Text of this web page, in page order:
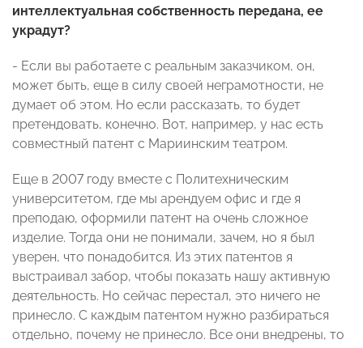
интеллектуальная собственность передана, ее
украдут?
- Если вы работаете с реальным заказчиком, он,
может быть, еще в силу своей неграмотности, не
думает об этом. Но если рассказать, то будет
претендовать, конечно. Вот, например, у нас есть
совместный патент с Мариинским театром.
Еще в 2007 году вместе с Политехническим
университетом, где мы арендуем офис и где я
преподаю, оформили патент на очень сложное
изделие. Тогда они не понимали, зачем, но я был
уверен, что понадобится. Из этих патентов я
выстраивал забор, чтобы показать нашу активную
деятельность. Но сейчас перестал, это ничего не
принесло. С каждым патентом нужно разбираться
отдельно, почему не принесло. Все они внедрены, то